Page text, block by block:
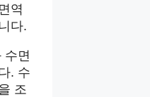
역
다.
수면
. 수
조